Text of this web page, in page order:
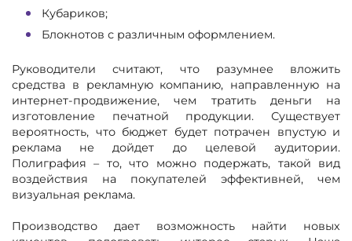
Кубариков;
Блокнотов с различным оформлением.
Руководители считают, что разумнее вложить
средства в рекламную компанию, направленную на
интернет-продвижение, чем тратить деньги на
изготовление печатной продукции. Существует
вероятность, что бюджет будет потрачен впустую и
реклама не дойдет до целевой аудитории.
Полиграфия – то, что можно подержать, такой вид
воздействия на покупателей эффективней, чем
визуальная реклама.
Производство дает возможность найти новых